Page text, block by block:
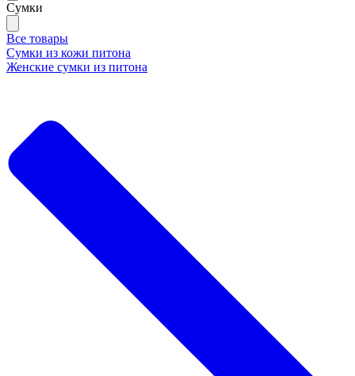
Сумки
Все товары
Сумки из кожи питона
Женские сумки из питона